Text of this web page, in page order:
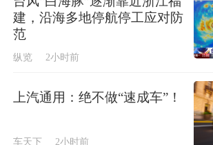
建，沿海多地停航停工应对防
范
纵览 2小时前
上汽通用：绝不做“速成车”！
车天下 2小时前